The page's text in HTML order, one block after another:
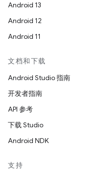
Android 13
Android 12
Android 11
文档和下载
Android Studio 指南
开发者指南
API 参考
下载 Studio
Android NDK
支持